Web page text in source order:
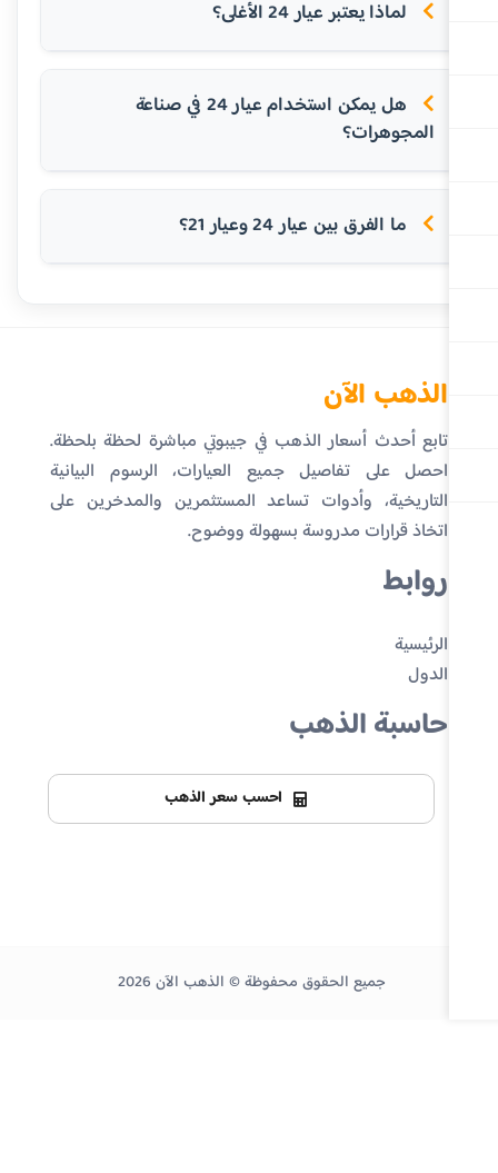
لماذا يعتبر عيار 24 الأغلى؟
هل يمكن استخدام عيار 24 في صناعة
المجوهرات؟
ما الفرق بين عيار 24 وعيار 21؟
الذهب الآن
تابع أحدث أسعار الذهب في جيبوتي مباشرة لحظة بلحظة.
احصل على تفاصيل جميع العيارات، الرسوم البيانية
التاريخية، وأدوات تساعد المستثمرين والمدخرين على
اتخاذ قرارات مدروسة بسهولة ووضوح.
روابط
الرئيسية
حاسبة الذهب
احسب سعر الذهب
جميع الحقوق محفوظة © الذهب الآن 2026